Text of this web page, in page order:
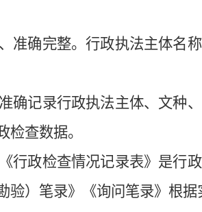
准确完整。行政执法主体名
确记录行政执法主体、 文种
检查数据。
《行政检查情况记录表》 是行
验）笔录》《询问笔录》根据